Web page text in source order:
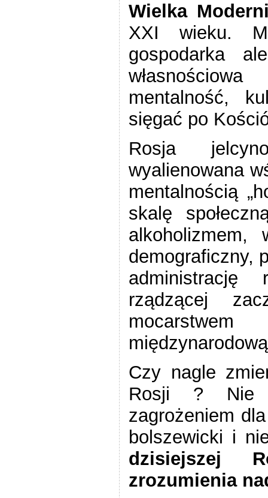
Wielka
XXI wieku.
gospodarka
mentalność,
sięgać po
Rosja
wyalienowana
mentalnością
skalę
alkoholizmem,
demograficzny,
rządzącej
Czy nagle
Rosji ? Nie
zagrożeniem
bolszewicki i
dzisiejszej
zrozumienia